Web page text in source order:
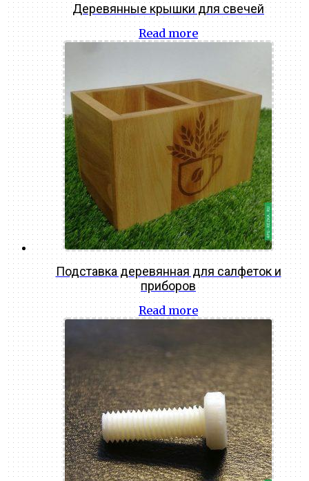
Деревянные крышки для свечей
Read more
Подставка деревянная для салфеток и
приборов
Read more